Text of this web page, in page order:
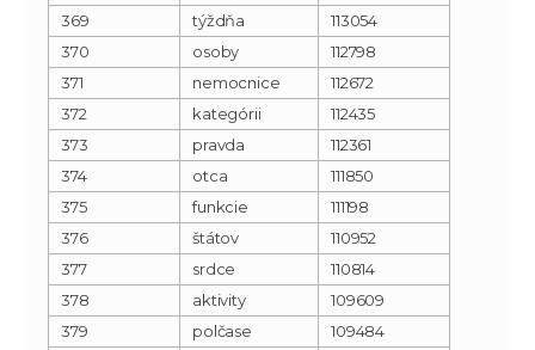
369
týždňa
113054
370
osoby
112798
371
nemocnice
112672
372
kategórii
112435
373
pravda
112361
374
otca
111850
375
funkcie
111198
376
štátov
110952
377
srdce
110814
378
aktivity
109609
379
polčase
109484